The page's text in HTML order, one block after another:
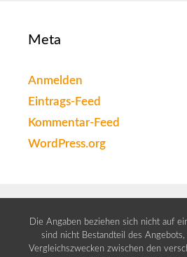
Meta
Anmelden
Eintrags-Feed
Kommentar-Feed
WordPress.org
Die Angaben beziehen sich nicht auf
sind nicht Bestandteil des
Vergleichszwecken zwischen den